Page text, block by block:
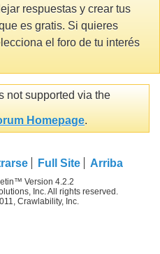
respuestas y crear tus
es gratis. Si quieres
el foro de tu interés
not supported via the
Homepage.
Full Site Arriba
Version 4.2.2
Inc. All rights reserved.
Crawlability, Inc.